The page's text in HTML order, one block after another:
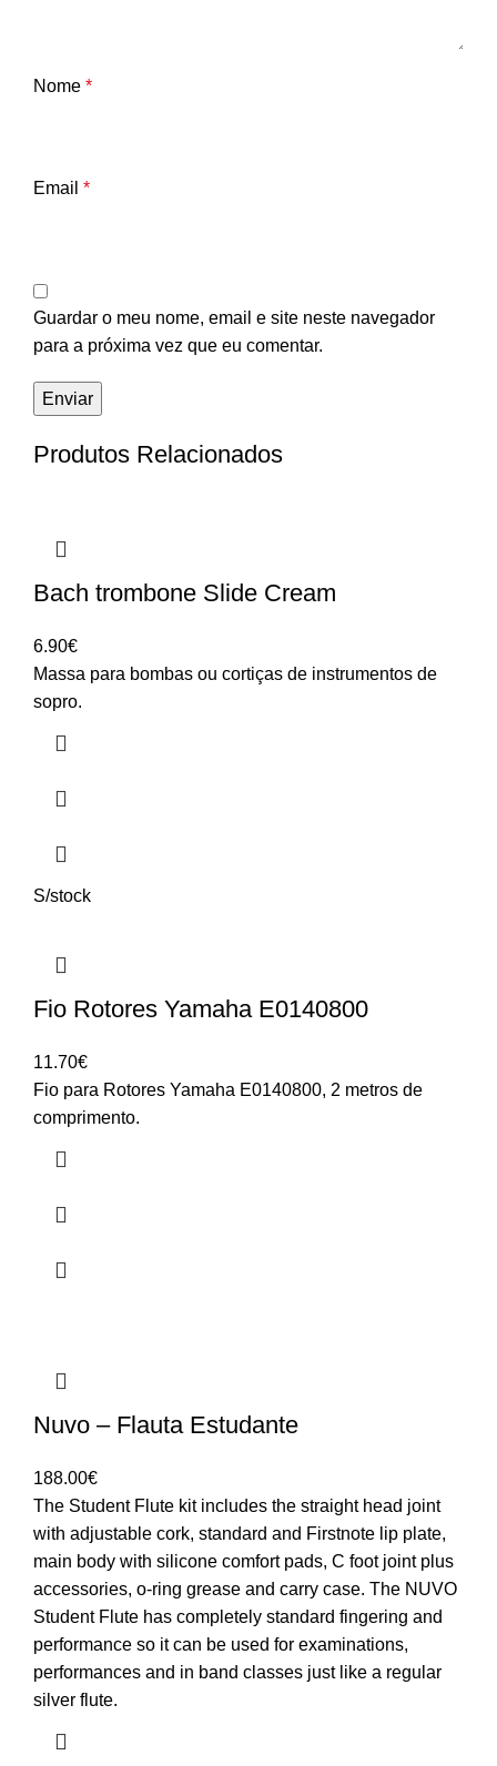
Nome *
Email *
Guardar o meu nome, email e site neste navegador
para a próxima vez que eu comentar.
Produtos Relacionados
Bach trombone Slide Cream
6.90€
Massa para bombas ou cortiças de instrumentos de
sopro.
S/stock
Fio Rotores Yamaha E0140800
11.70€
Fio para Rotores Yamaha E0140800, 2 metros de
comprimento.
Nuvo – Flauta Estudante
188.00€
The Student Flute kit includes the straight head joint
with adjustable cork, standard and Firstnote lip plate,
main body with silicone comfort pads, C foot joint plus
accessories, o-ring grease and carry case. The NUVO
Student Flute has completely standard fingering and
performance so it can be used for examinations,
performances and in band classes just like a regular
silver flute.